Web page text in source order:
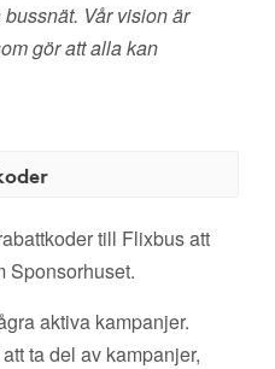
Vår vision är
gör att alla kan
till Flixbus att
Sponsorhuset.
aktiva kampanjer.
ta del av kampanjer,